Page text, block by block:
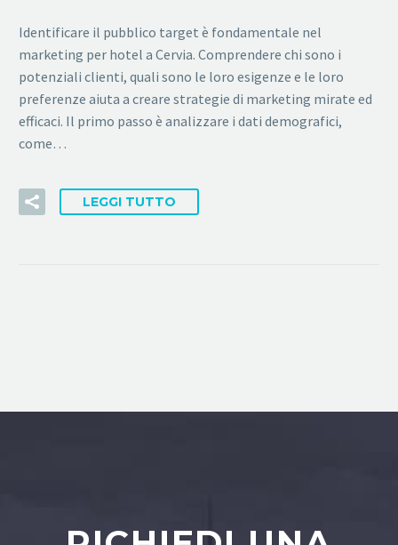
Identificare il pubblico target è fondamentale nel
marketing per hotel a Cervia. Comprendere chi sono i
potenziali clienti, quali sono le loro esigenze e le loro
preferenze aiuta a creare strategie di marketing mirate ed
efficaci. Il primo passo è analizzare i dati demografici,
come…
LEGGI TUTTO